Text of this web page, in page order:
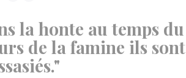
la honte au temps du
de la famine ils sont